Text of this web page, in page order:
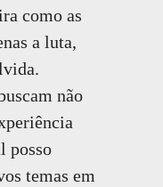
como as
a luta,
não
posso
temas em